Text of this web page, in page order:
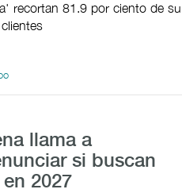
recortan 81.9 por ciento de su
llama a
si buscan
2027